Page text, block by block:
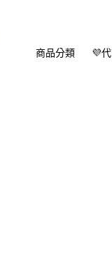
商品分類 💜